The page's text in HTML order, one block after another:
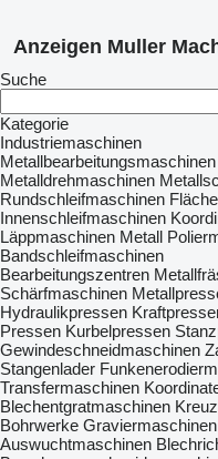
Anzeigen Muller
Suche
Kategorie
Industriemaschinen
Metallbearbeitungsmaschinen
Metalldrehmaschinen
Rundschleifmaschinen
Innenschleifmaschinen
Läppmaschinen Metall
Bandschleifmaschinen
Bearbeitungszentren
Schärfmaschinen
Hydraulikpressen
Pressen Kurbelpressen
Gewindeschneidmaschinen
Stangenlader
Transfermaschinen
Blechentgratmaschinen
Bohrwerke
Auswuchtmaschinen